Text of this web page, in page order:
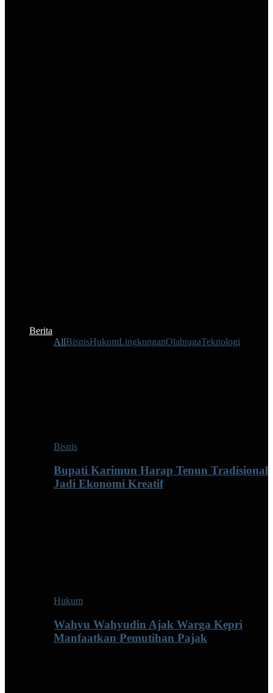
Berita
AllBisnisHukumLingkunganOlahragaTeknologi
Bisnis
Bupati Karimun Harap Tenun Tradisional
Jadi Ekonomi Kreatif
Hukum
Wahyu Wahyudin Ajak Warga Kepri
Manfaatkan Pemutihan Pajak